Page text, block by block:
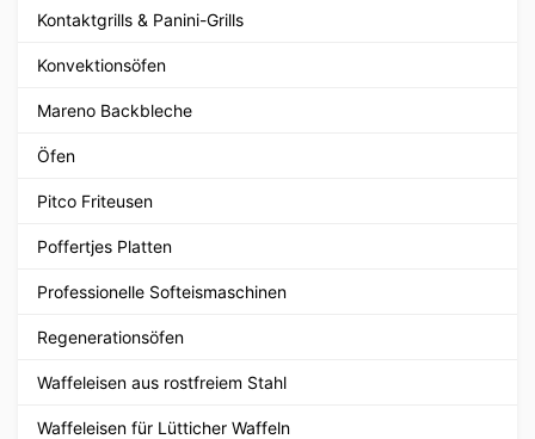
Kontaktgrills & Panini-Grills
Konvektionsöfen
Mareno Backbleche
Öfen
Pitco Friteusen
Poffertjes Platten
Professionelle Softeismaschinen
Regenerationsöfen
Waffeleisen aus rostfreiem Stahl
Waffeleisen für Lütticher Waffeln